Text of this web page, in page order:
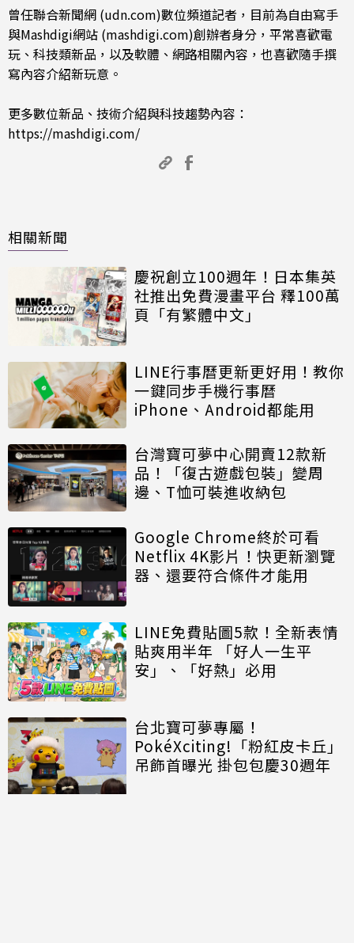
曾任聯合新聞網 (udn.com)數位頻道記者，目前為自由寫手
與Mashdigi網站 (mashdigi.com)創辦者身分，平常喜歡電
玩、科技類新品，以及軟體、網路相關內容，也喜歡隨手撰
寫內容介紹新玩意。
更多數位新品、技術介紹與科技趨勢內容：
https://mashdigi.com/
相關新聞
慶祝創立100週年！日本集英
社推出免費漫畫平台 釋100萬
頁「有繁體中文」
LINE行事曆更新更好用！教你
一鍵同步手機行事曆
iPhone、Android都能用
台灣寶可夢中心開賣12款新
品！「復古遊戲包裝」變周
邊、T恤可裝進收納包
Google Chrome終於可看
Netflix 4K影片！快更新瀏覽
器、還要符合條件才能用
LINE免費貼圖5款！全新表情
貼爽用半年 「好人一生平
安」、「好熱」必用
台北寶可夢專屬！
PokéXciting!「粉紅皮卡丘」
吊飾首曝光 掛包包慶30週年